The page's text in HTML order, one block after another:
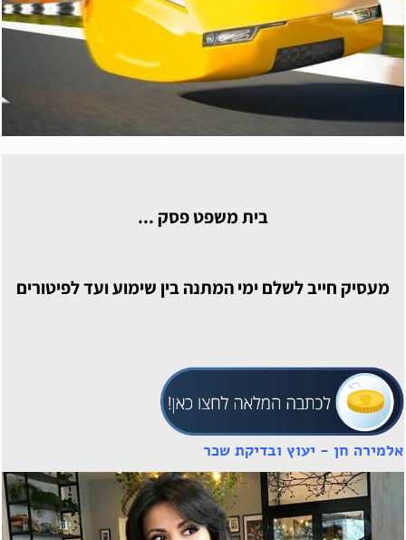
בית משפט פסק ...
מעסיק חייב לשלם ימי המתנה בין שימוע ועד לפיטורים
אלמירה חן - יעוץ ובדיקת שכר